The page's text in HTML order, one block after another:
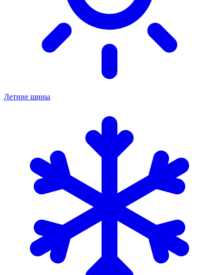
Летние шины